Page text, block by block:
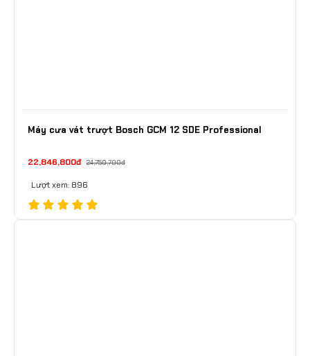
Máy cưa vát trượt Bosch GCM 12 SDE Professional
22,846,800đ 24,750,700đ
Lượt xem: 896